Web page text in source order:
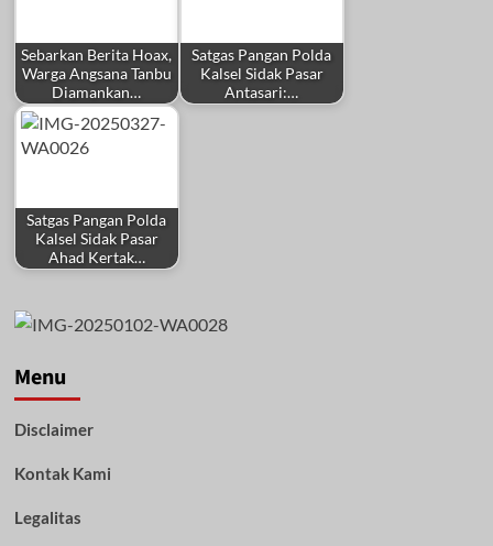
Sebarkan Berita Hoax,
Warga Angsana Tanbu
Diamankan…
Satgas Pangan Polda
Kalsel Sidak Pasar
Antasari:…
Satgas Pangan Polda
Kalsel Sidak Pasar
Ahad Kertak…
Menu
Disclaimer
Kontak Kami
Legalitas